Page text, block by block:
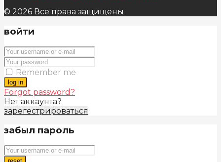
© 2026 Все права защищены
войти
Remember me
log in
Forgot password?
Нет аккаунта?
зарегестрироваться
забыл пароль